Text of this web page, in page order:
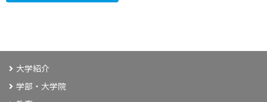
大学紹介
学部・大学院